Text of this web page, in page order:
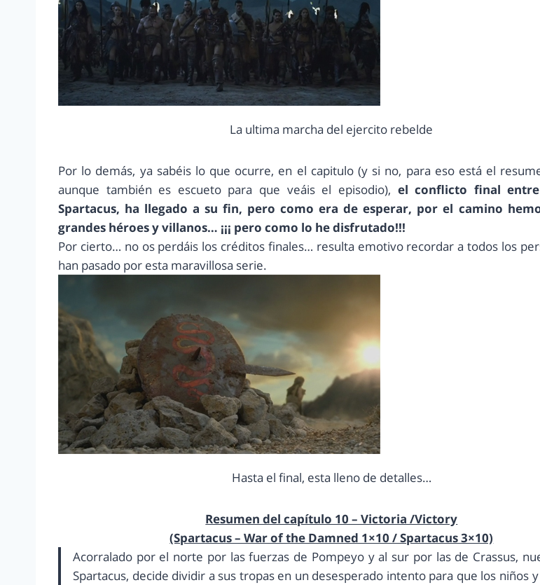
La ultima marcha del ejercito rebelde
Por lo demás, ya sabéis lo que ocurre, en el capitulo (y si no, para eso está el
aunque también es escueto para que veáis el episodio), el conflicto final entre
Spartacus, ha llegado a su fin, pero como era de esperar, por el camino
grandes héroes y villanos… ¡¡¡ pero como lo he disfrutado!!!
Por cierto… no os perdáis los créditos finales… resulta emotivo recordar a todos los
han pasado por esta maravillosa serie.
Hasta el final, esta lleno de detalles…
Resumen del capítulo 10 – Victoria /Victory
(Spartacus – War of the Damned 1×10 / Spartacus 3×10)
Acorralado por el norte por las fuerzas de Pompeyo y al sur por las de Crassus,
Spartacus, decide dividir a sus tropas en un desesperado intento para que los niños